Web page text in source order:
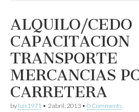
ALQUILO/CEDO
CAPACITACION
TRANSPORTE
MERCANCIAS
CARRETERA
by luis1971 • 2 abril, 2013 • 0 Comments